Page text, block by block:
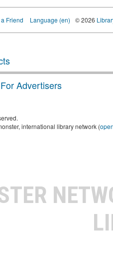
Friend Language (en) © 2026
For Advertisers
international library network (